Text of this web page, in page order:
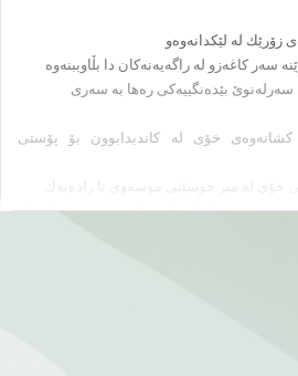
له‌ لێكدانه‌وه‌و
سه‌ر كاغه‌زو له‌ راگه‌یه‌نه‌كان دا بڵاوببنه‌وه‌
بێده‌نگییه‌كی‌ ره‌ها به‌ سه‌ری‌
خۆی‌ له‌ كاندیدابوون بۆ پۆستی‌
خۆی‌ له‌ میر حوسێنی‌ موسه‌وی‌ تا راده‌یه‌ك
و رێفورمخوازان كرد كه‌ زووتر خۆیان له‌
ئه‌وه‌یش نه‌ك له‌ سه‌ر كۆبوونه‌وه‌ له‌ ده‌وری‌
له‌ سه‌ر ئه‌وه‌یكه‌ بێ‌ خاته‌میش به‌شداری‌ له‌